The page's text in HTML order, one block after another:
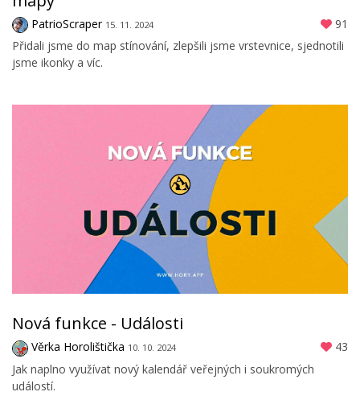
PatrioScraper 15. 11. 2024
91
Přidali jsme do map stínování, zlepšili jsme vrstevnice, sjednotili
jsme ikonky a víc.
Nová funkce - Události
Věrka Horolištička 10. 10. 2024
43
Jak naplno využívat nový kalendář veřejných i soukromých
událostí.